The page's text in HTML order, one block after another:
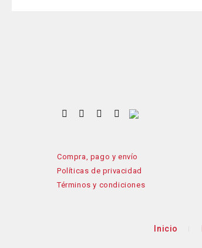
Compra, pago y envío
Políticas de privacidad
Términos y condiciones
Inicio